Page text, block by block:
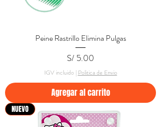
Peine Rastrillo Elimina Pulgas
Precio
S/ 5.00
IGV incluido| Politica de Envio
Agregar al carrito
NUEVO